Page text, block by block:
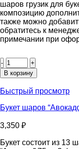
шаров грузик для
композицию
также можно
обратитесь к
примечании при
товара
Букет
“Ночь”
В корзину
Быстрый просмотр
Букет шаров
3,350 ₽
Букет состоит из